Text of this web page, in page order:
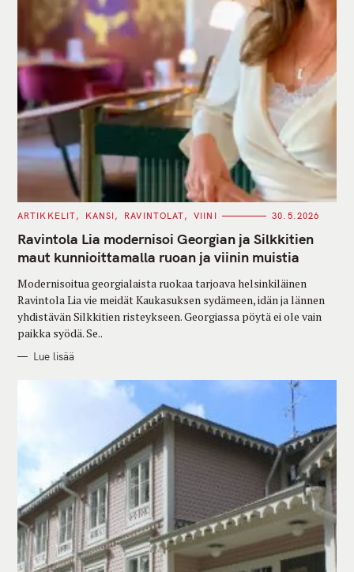
C
T
E
G
O
I
E
S
ARTIKKELIT KANSI RAVINTOLAT VIINI 30.5.2026
Ravintola Lia modernisoi Georgian ja Silkkitien
maut kunnioittamalla ruoan ja viinin muistia
Modernisoitua georgialaista ruokaa tarjoava helsinkiläinen
Ravintola Lia vie meidät Kaukasuksen sydämeen, idän ja lännen
yhdistävän Silkkitien risteykseen. Georgiassa pöytä ei ole vain
paikka syödä. Se..
Lue lisää